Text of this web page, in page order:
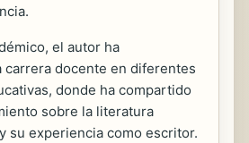
el autor ha
carrera docente en diferentes
donde ha compartido
sobre la literatura
su experiencia como escritor.